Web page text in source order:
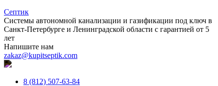
Септик
Системы автономной канализации и газификации под ключ в
Санкт-Петербурге и Ленинградской области с гарантией от 5
лет
Напишите нам
zakaz@kupitseptik.com
8 (812) 507-63-84